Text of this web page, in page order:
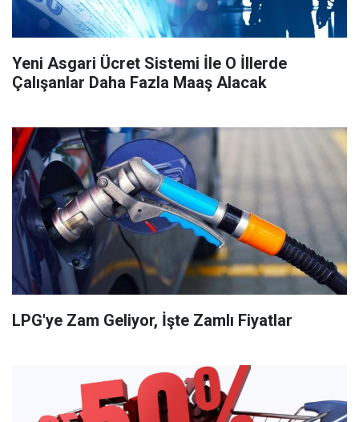
Yeni Asgari Ücret Sistemi İle O İllerde
Çalışanlar Daha Fazla Maaş Alacak
LPG'ye Zam Geliyor, İşte Zamlı Fiyatlar